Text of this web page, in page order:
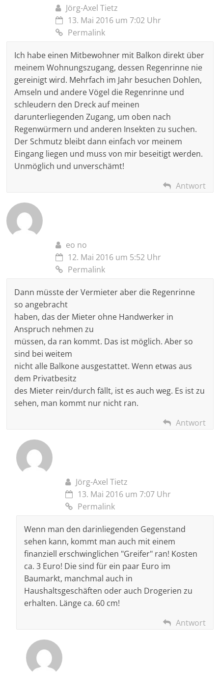
Jörg-Axel Tietz
13. Mai 2016 um 7:02 Uhr
Permalink
Ich habe einen Mitbewohner mit Balkon direkt über
meinem Wohnungszugang, dessen Regenrinne nie
gereinigt wird. Mehrfach im Jahr besuchen Dohlen,
Amseln und andere Vögel die Regenrinne und
schleudern den Dreck auf meinen
darunterliegenden Zugang, um oben nach
Regenwürmern und anderen Insekten zu suchen.
Der Schmutz bleibt dann einfach vor meinem
Eingang liegen und muss von mir beseitigt werden.
Unmöglich und unverschämt!
Antwort
eo no
12. Mai 2016 um 5:52 Uhr
Permalink
Dann müsste der Vermieter aber die Regenrinne
so angebracht
haben, das der Mieter ohne Handwerker in
Anspruch nehmen zu
müssen, da ran kommt. Das ist möglich. Aber so
sind bei weitem
nicht alle Balkone ausgestattet. Wenn etwas aus
dem Privatbesitz
des Mieter rein/durch fällt, ist es auch weg. Es ist zu
sehen, man kommt nur nicht ran.
Antwort
Jörg-Axel Tietz
13. Mai 2016 um 7:07 Uhr
Permalink
Wenn man den darinliegenden Gegenstand
sehen kann, kommt man auch mit einem
finanziell erschwinglichen "Greifer" ran! Kosten
ca. 3 Euro! Die sind für ein paar Euro im
Baumarkt, manchmal auch in
Haushaltsgeschäften oder auch Drogerien zu
erhalten. Länge ca. 60 cm!
Antwort